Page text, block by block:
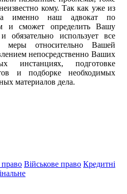
кому. Так как уже из
именно наш адвокат по
и сможет определить Вашу
использует все
меры относительно Вашей
непосредственно Ваших
инстанциях, подготовке
и подборке необходимых
материалов дела.
Військове право Кредитні